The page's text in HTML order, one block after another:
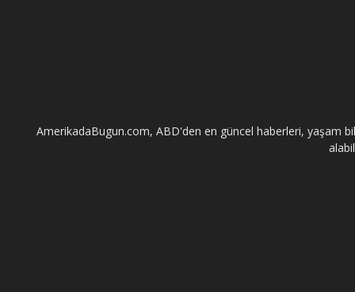
AmerikadaBugun.com, ABD'den en güncel haberleri, yaşam